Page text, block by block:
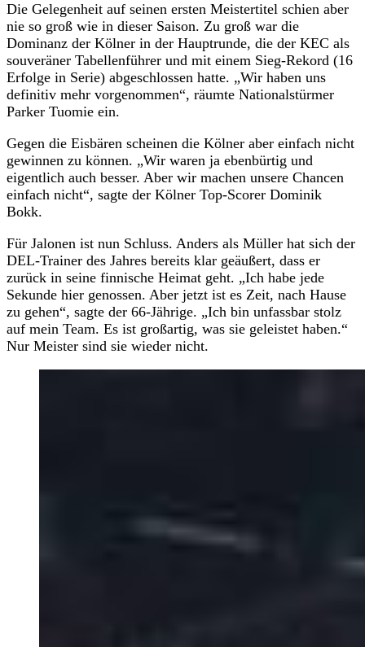
Die Gelegenheit auf seinen ersten Meistertitel schien aber
nie so groß wie in dieser Saison. Zu groß war die
Dominanz der Kölner in der Hauptrunde, die der KEC als
souveräner Tabellenführer und mit einem Sieg-Rekord (16
Erfolge in Serie) abgeschlossen hatte. „Wir haben uns
definitiv mehr vorgenommen“, räumte Nationalstürmer
Parker Tuomie ein.
Gegen die Eisbären scheinen die Kölner aber einfach nicht
gewinnen zu können. „Wir waren ja ebenbürtig und
eigentlich auch besser. Aber wir machen unsere Chancen
einfach nicht“, sagte der Kölner Top-Scorer Dominik
Bokk.
Für Jalonen ist nun Schluss. Anders als Müller hat sich der
DEL-Trainer des Jahres bereits klar geäußert, dass er
zurück in seine finnische Heimat geht. „Ich habe jede
Sekunde hier genossen. Aber jetzt ist es Zeit, nach Hause
zu gehen“, sagte der 66-Jährige. „Ich bin unfassbar stolz
auf mein Team. Es ist großartig, was sie geleistet haben.“
Nur Meister sind sie wieder nicht.